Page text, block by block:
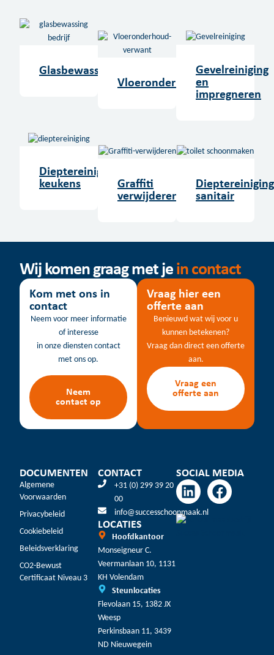
Glasbewassing
Vloeronderhoud
Gevelreiniging
en
impregneren
Dieptereiniging
keukens
Graffiti
verwijderen
Dieptereiniging
sanitair
Wij komen graag met je in contact
Kom met ons in
contact
Neem voor meer informatie
of interesse
in onze diensten contact
met ons op.
Neem
contact op
Vraag hier een
offerte aan
Benieuwd wat wij voor u
kunnen betekenen?
Vraag dan direct een offerte
aan.
Vraag een
offerte aan
DOCUMENTEN
Algemene
Voorwaarden
Privacybeleid
Cookiebeleid
Beleidsverklaring
CO2-Bewust
Certificaat Niveau 3
CONTACT
+31 (0) 299 39 20
00
info@successchoonmaak.nl
LOCATIES
Hoofdkantoor
Monseigneur C.
Veermanlaan 10, 1131
KH Volendam
Steunlocaties
Flevolaan 15, 1382 JX
Weesp
Perkinsbaan 11, 3439
ND Nieuwegein
SOCIAL MEDIA